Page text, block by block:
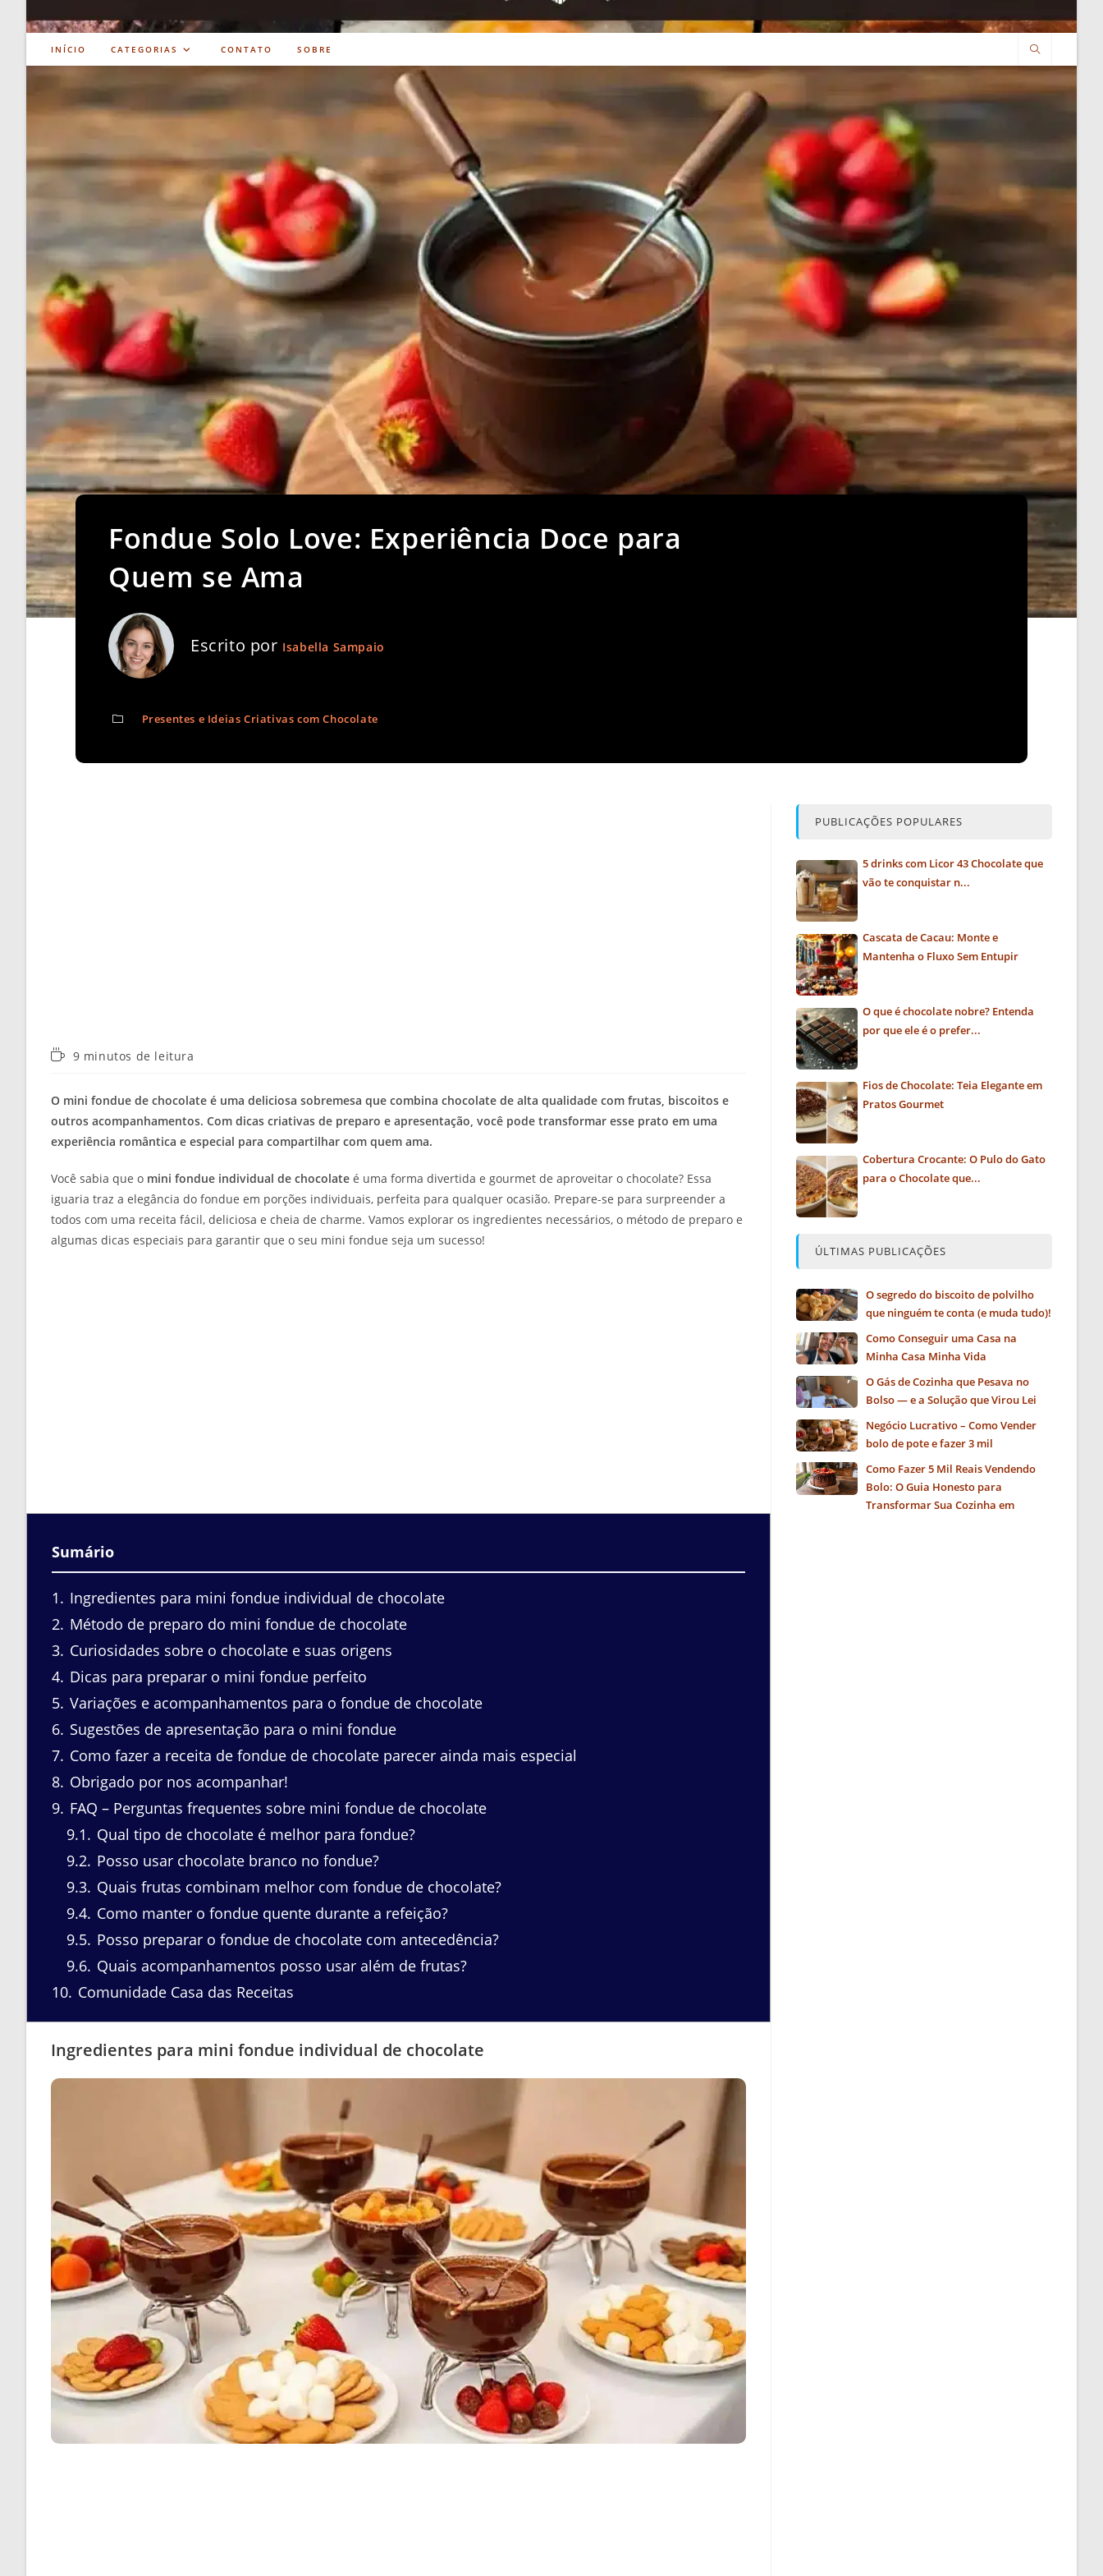
INÍCIO CATEGORIAS CONTATO SOBRE
Fondue Solo Love: Experiência Doce para
Quem se Ama
Escrito por Isabella Sampaio
Presentes e Ideias Criativas com Chocolate
Tempo9 minutos de leitura
O mini fondue de chocolate é uma deliciosa sobremesa que combina chocolate de alta qualidade com frutas, biscoitos e
outros acompanhamentos. Com dicas criativas de preparo e apresentação, você pode transformar esse prato em uma
experiência romântica e especial para compartilhar com quem ama.
Você sabia que o mini fondue individual de chocolate é uma forma divertida e gourmet de aproveitar o chocolate? Essa
iguaria traz a elegância do fondue em porções individuais, perfeita para qualquer ocasião. Prepare-se para surpreender a
todos com uma receita fácil, deliciosa e cheia de charme. Vamos explorar os ingredientes necessários, o método de preparo e
algumas dicas especiais para garantir que o seu mini fondue seja um sucesso!
Sumário
1
Ingredientes para mini fondue individual de chocolate
2 Método de preparo do mini fondue de chocolate
3 Curiosidades sobre o chocolate e suas origens
4 Dicas para preparar o mini fondue perfeito
5 Variações e acompanhamentos para o fondue de chocolate
6 Sugestões de apresentação para o mini fondue
7 Como fazer a receita de fondue de chocolate parecer ainda mais especial
8 Obrigado por nos acompanhar!
9 FAQ – Perguntas frequentes sobre mini fondue de chocolate
9.1
Qual tipo de chocolate é melhor para fondue?
9.2 Posso usar chocolate branco no fondue?
9.3 Quais frutas combinam melhor com fondue de chocolate?
9.4 Como manter o fondue quente durante a refeição?
9.5 Posso preparar o fondue de chocolate com antecedência?
9.6 Quais acompanhamentos posso usar além de frutas?
10 Comunidade Casa das Receitas
Ingredientes para mini fondue individual de chocolate
PUBLICAÇÕES POPULARES
5 drinks com Licor 43 Chocolate que
vão te conquistar n...
Cascata de Cacau: Monte e
Mantenha o Fluxo Sem Entupir
O que é chocolate nobre? Entenda
por que ele é o prefer...
Fios de Chocolate: Teia Elegante em
Pratos Gourmet
Cobertura Crocante: O Pulo do Gato
para o Chocolate que...
ÚLTIMAS PUBLICAÇÕES
O segredo do biscoito de polvilho
que ninguém te conta (e muda tudo)!
Como Conseguir uma Casa na
Minha Casa Minha Vida
O Gás de Cozinha que Pesava no
Bolso — e a Solução que Virou Lei
Negócio Lucrativo – Como Vender
bolo de pote e fazer 3 mil
Como Fazer 5 Mil Reais Vendendo
Bolo: O Guia Honesto para
Transformar Sua Cozinha em